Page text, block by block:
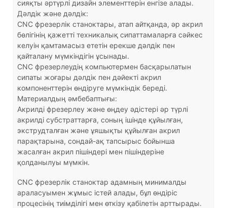
сияқты әртүрлі дизайн элементтерін енгізе алады.
Дәлдік және дәлдік:
CNC фрезерлік станоктары, атап айтқанда, әр акрил
бөлігінің қажетті техникалық сипаттамаларға сәйкес
келуін қамтамасыз ететін ерекше дәлдік пен
қайталану мүмкіндігін ұсынады.
CNC фрезерлеудің компьютермен басқарылатын
сипаты жоғары дәлдік пен дәйекті акрил
компоненттерін өндіруге мүмкіндік береді.
Материалдың әмбебаптығы:
Акрилді фрезерлеу және өңдеу әдістері әр түрлі
акрилді субстраттарға, соның ішінде құйылған,
экструдталған және ұяшықты құйылған акрил
парақтарына, сондай-ақ тапсырыс бойынша
жасалған акрил пішіндері мен пішіндеріне
қолданылуы мүмкін.
CNC фрезерлік станоктар адамның минималды
араласуымен жұмыс істей алады, бұл өндіріс
процесінің тиімділігі мен өткізу қабілетін арттырады.